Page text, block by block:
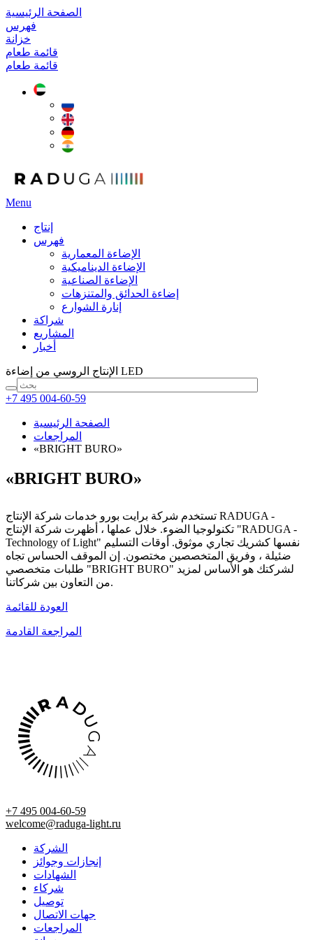
الصفحة الرئيسية
فهرس
خزانة
قائمة طعام
قائمة طعام
Menu
إنتاج
فهرس
الإضاءة المعمارية
الإضاءة الديناميكية
الإضاءة الصناعية
إضاءة الحدائق والمتنزهات
إنارة الشوارع
شراكة
المشاريع
أخبار
الإنتاج الروسي من إضاءة LED
+7 495 004-60-59
الصفحة الرئيسية
المراجعات
«BRIGHT BURO»
«BRIGHT BURO»
تستخدم شركة برايت بورو خدمات شركة الإنتاج RADUGA -
تكنولوجيا الضوء. خلال عملها ، أظهرت شركة الإنتاج "RADUGA -
Technology of Light" نفسها كشريك تجاري موثوق. أوقات التسليم
ضئيلة ، وفريق المتخصصين مختصون. إن الموقف الحساس تجاه
طلبات متخصصي "BRIGHT BURO" لشركتك هو الأساس لمزيد
من التعاون بين شركاتنا.
العودة للقائمة
المراجعة القادمة
+7 495 004-60-59
welcome@raduga-light.ru
الشركة
إنجازات وجوائز
الشهادات
شركاء
توصيل
جهات الاتصال
المراجعات